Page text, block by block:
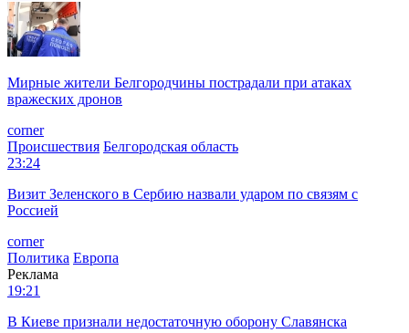
Мирные жители Белгородчины пострадали при атаках
вражеских дронов
corner
Происшествия Белгородская область
23:24
Визит Зеленского в Сербию назвали ударом по связям с
Россией
corner
Политика Европа
Реклама
19:21
В Киеве признали недостаточную оборону Славянска